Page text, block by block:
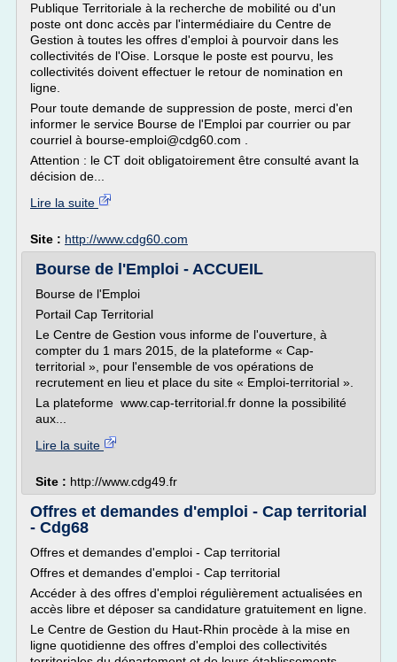
Publique Territoriale à la recherche de mobilité ou d'un
poste ont donc accès par l'intermédiaire du Centre de
Gestion à toutes les offres d'emploi à pourvoir dans les
collectivités de l'Oise. Lorsque le poste est pourvu, les
collectivités doivent effectuer le retour de nomination en
ligne.
Pour toute demande de suppression de poste, merci d'en
informer le service Bourse de l'Emploi par courrier ou par
courriel à bourse-emploi@cdg60.com .
Attention : le CT doit obligatoirement être consulté avant la
décision de...
Lire la suite
Site : http://www.cdg60.com
Bourse de l'Emploi - ACCUEIL
Bourse de l'Emploi
Portail Cap Territorial
Le Centre de Gestion vous informe de l'ouverture, à
compter du 1 mars 2015, de la plateforme « Cap-
territorial », pour l'ensemble de vos opérations de
recrutement en lieu et place du site « Emploi-territorial ».
La plateforme www.cap-territorial.fr donne la possibilité
aux...
Lire la suite
Site : http://www.cdg49.fr
Offres et demandes d'emploi - Cap territorial
- Cdg68
Offres et demandes d'emploi - Cap territorial
Offres et demandes d'emploi - Cap territorial
Accéder à des offres d'emploi régulièrement actualisées en
accès libre et déposer sa candidature gratuitement en ligne.
Le Centre de Gestion du Haut-Rhin procède à la mise en
ligne quotidienne des offres d'emploi des collectivités